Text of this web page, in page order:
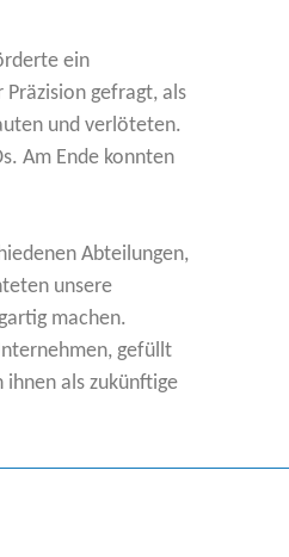
ein
gefragt, als
und verlöteten.
Am Ende konnten
Abteilungen,
unsere
machen.
gefüllt
ihnen als zukünftige